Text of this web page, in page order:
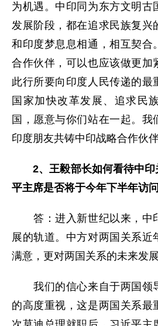
为机遇。中印同为东方文明古
发展阶段，都在追求民族复兴
和印度梦息息相通，相互契合
合作伙伴，可以也应该做更加
此行所要向印度人民传递的最
国家加快改革发展、追求民
国，愿意与你们站在一起。我
印度朋友共铸中印战略合作伙
2、王毅部长如何看待中
平主席是否将于今年下半年访
答：进入新世纪以来，中
展的轨道。中方对两国关系近
满意，更对两国关系的未来发
我们的信心来自于两国领
的高度重视，这是两国关系最